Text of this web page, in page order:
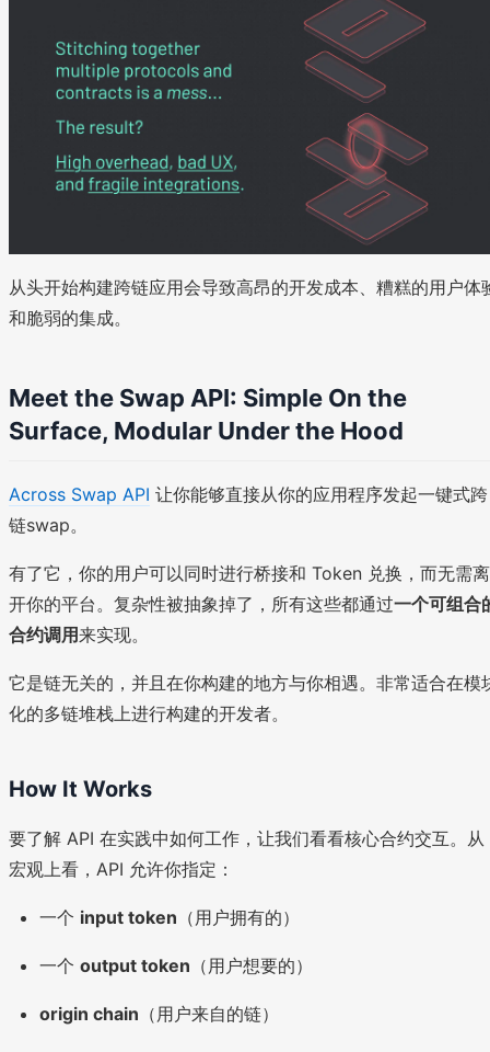
从头开始构建跨链应用会导致高昂的开发成本、糟糕的用户体
和脆弱的集成。
Meet the Swap API: Simple On the
Surface, Modular Under the Hood
Across Swap API 让你能够直接从你的应用程序发起一键式跨
链swap。
有了它，你的用户可以同时进行桥接和 Token 兑换，而无需离
开你的平台。复杂性被抽象掉了，所有这些都通过一个可组合
合约调用来实现。
它是链无关的，并且在你构建的地方与你相遇。非常适合在模
化的多链堆栈上进行构建的开发者。
How It Works
要了解 API 在实践中如何工作，让我们看看核心合约交互。从
宏观上看，API 允许你指定：
一个 input token （用户拥有的）
一个 output token （用户想要的）
origin chain （用户来自的链）